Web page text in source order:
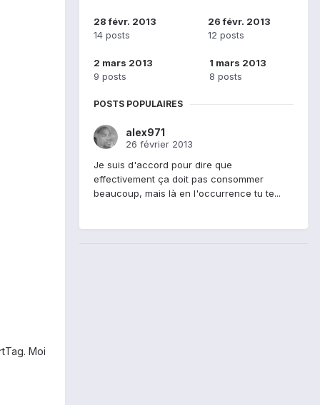
Moi
28 févr. 2013
14 posts
26 févr. 2013
12 posts
2 mars 2013
9 posts
1 mars 2013
8 posts
POSTS POPULAIRES
alex971
26 février 2013
Je suis d'accord pour dire que
effectivement ça doit pas consommer
beaucoup, mais là en l'occurrence tu te...